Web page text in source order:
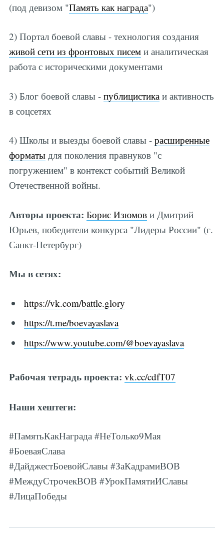
(под девизом "Память как награда")
2) Портал боевой славы - технология создания
живой сети из фронтовых писеми аналитическая
работа с историческими документами
3) Блог боевой славы - публицистикаи активность
в соцсетях
4) Школы и выезды боевой славы - расширенные
форматыдля поколения правнуков "с
погружением" в контекст событий Великой
Отечественной войны.
Авторы проекта: Борис Изюмови Дмитрий
Юрьев, победители конкурса "Лидеры России" (г.
Санкт-Петербург)
Мы в сетях:
https://vk.com/battle.glory
https://t.me/boevayaslava
https://www.youtube.com/@boevayaslava
Рабочая тетрадь проекта: vk.cc/cdfT07
Наши хештеги:
#ПамятьКакНаграда #НеТолько9Мая
#БоеваяСлава
#ДайджестБоевойСлавы #ЗаКадрамиВОВ
#МеждуСтрочекВОВ #УрокПамятиИСлавы
#ЛицаПобеды